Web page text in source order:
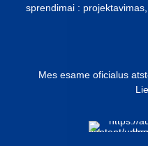
sprendimai :
Mes esame oficialus